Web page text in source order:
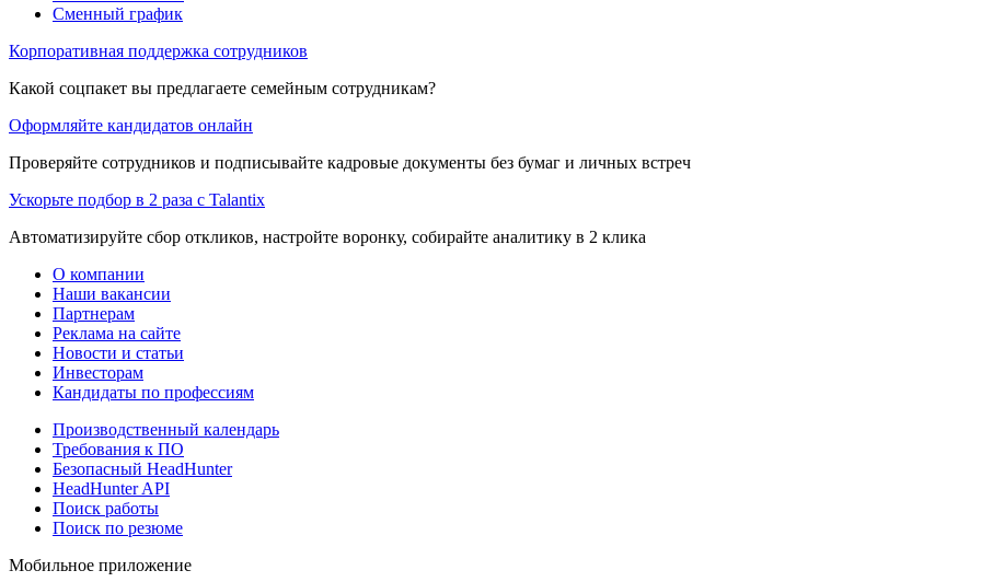
Сменный график
Корпоративная поддержка сотрудников
Какой соцпакет вы предлагаете семейным сотрудникам?
Оформляйте кандидатов онлайн
Проверяйте сотрудников и подписывайте кадровые документы без бумаг и личных встреч
Ускорьте подбор в 2 раза с Talantix
Автоматизируйте сбор откликов, настройте воронку, собирайте аналитику в 2 клика
О компании
Наши вакансии
Партнерам
Реклама на сайте
Новости и статьи
Инвесторам
Кандидаты по профессиям
Производственный календарь
Требования к ПО
Безопасный HeadHunter
HeadHunter API
Поиск работы
Поиск по резюме
Мобильное приложение